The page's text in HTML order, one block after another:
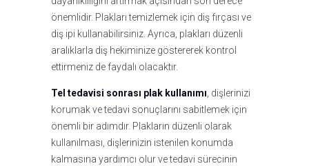
önemlidir. Plakları temizlemek için diş fırçası ve
diş ipi kullanabilirsiniz. Ayrıca, plakları düzenli
aralıklarla diş hekiminize göstererek kontrol
ettirmeniz de faydalı olacaktır.
Tel tedavisi sonrası plak kullanımı, dişlerinizi
korumak ve tedavi sonuçlarını sabitlemek için
önemli bir adımdır. Plakların düzenli olarak
kullanılması, dişlerinizin istenilen konumda
kalmasına yardımcı olur ve tedavi sürecinin